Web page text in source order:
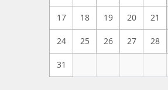
17 18 19 20 21
24 25 26 27 28
31